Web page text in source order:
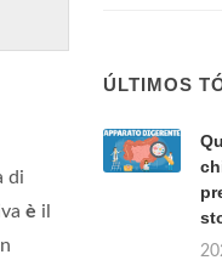
di
è il
ÚLTIMOS